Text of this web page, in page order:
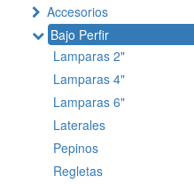
Accesorios
Bajo Perfir
Lamparas 2"
Lamparas 4"
Lamparas 6"
Laterales
Pepinos
Regletas